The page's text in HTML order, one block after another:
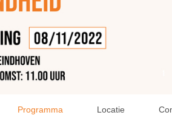
Programma Locatie